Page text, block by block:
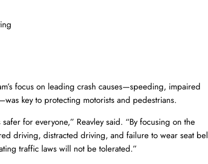
focus on leading crash causes—speeding, impaired
key to protecting motorists and pedestrians.
for everyone,” Reavley said. “By focusing on the
driving, distracted driving, and failure to wear seat
traffic laws will not be tolerated.”